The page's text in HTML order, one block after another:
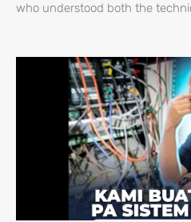
who understood both the